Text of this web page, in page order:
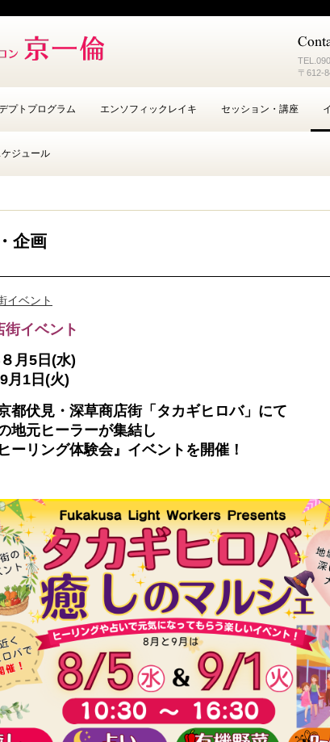
TEL.
〒612-
プトプログラム エンソフィックレイキ セッション・講座
ケジュール
企画
イベント
街イベント
月5日(水)
月1日(火)
都伏見・深草商店街「タカギヒロバ」にて
地元ヒーラーが集結し
ーリング体験会』イベントを開催！